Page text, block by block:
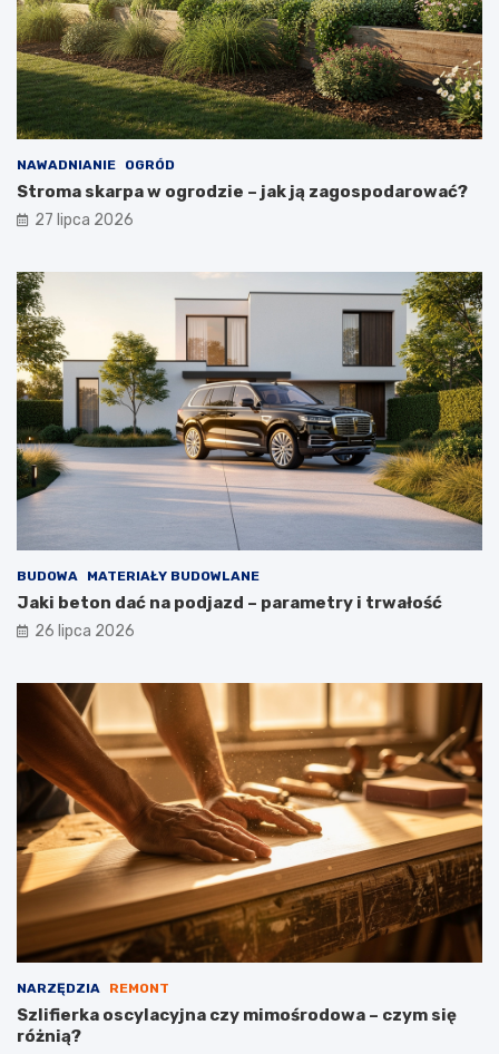
NAWADNIANIE OGRÓD
Stroma skarpa w ogrodzie – jak ją zagospodarować?
27 lipca 2026
BUDOWA MATERIAŁY BUDOWLANE
Jaki beton dać na podjazd – parametry i trwałość
26 lipca 2026
NARZĘDZIA REMONT
Szlifierka oscylacyjna czy mimośrodowa – czym się
różnią?